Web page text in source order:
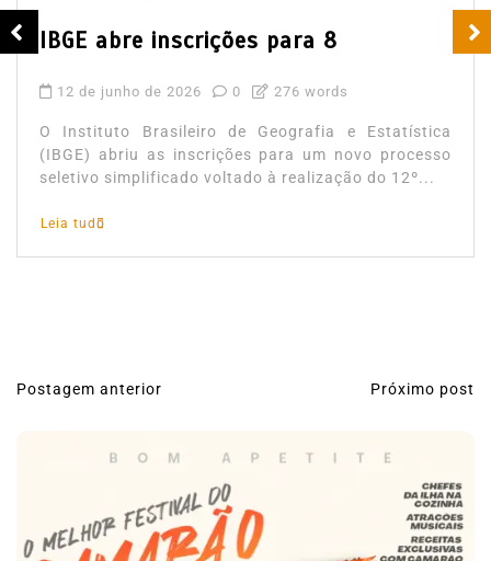
IBGE abre inscrições para 8
12 de junho de 2026 0 276 words
O Instituto Brasileiro de Geografia e Estatística
(IBGE) abriu as inscrições para um novo processo
seletivo simplificado voltado à realização do 12º...
Leia tudo
N
g
Postagem anterior Próximo post